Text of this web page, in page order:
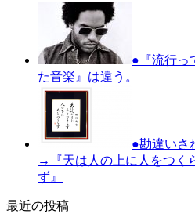
●『流行っ
た音楽』は違う。
●勘違いさ
→『天は人の上に人をつく
ず』
最近の投稿